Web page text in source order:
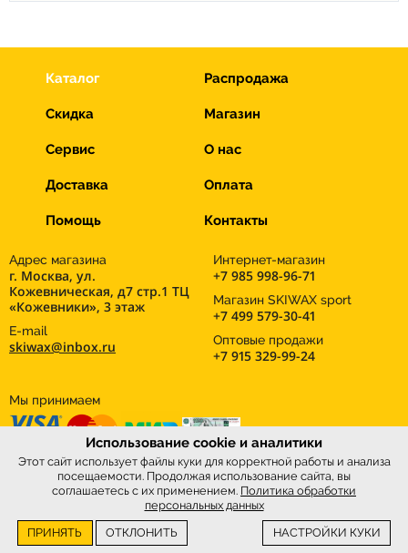
Каталог Распродажа
Скидка Магазин
Сервис О нас
Доставка Оплата
Помощь Контакты
Интернет-магазинSkiWax.ru © 2026
Адрес магазина
г. Москва, ул.
Кожевническая, д7 стр.1 ТЦ
«Кожевники», 3 этаж
E-mail
skiwax@inbox.ru
Интернет-магазин
+7 985 998-96-71
Магазин SKIWAX sport
+7 499 579-30-41
Оптовые продажи
+7 915 329-99-24
Мы принимаем
Использование cookie и аналитики
Этот сайт использует файлы куки для корректной работы и анализа
посещаемости. Продолжая использование сайта, вы
соглашаетесь с их применением. Политика обработки
персональных данных
ПРИНЯТЬ
ОТКЛОНИТЬ НАСТРОЙКИ КУКИ